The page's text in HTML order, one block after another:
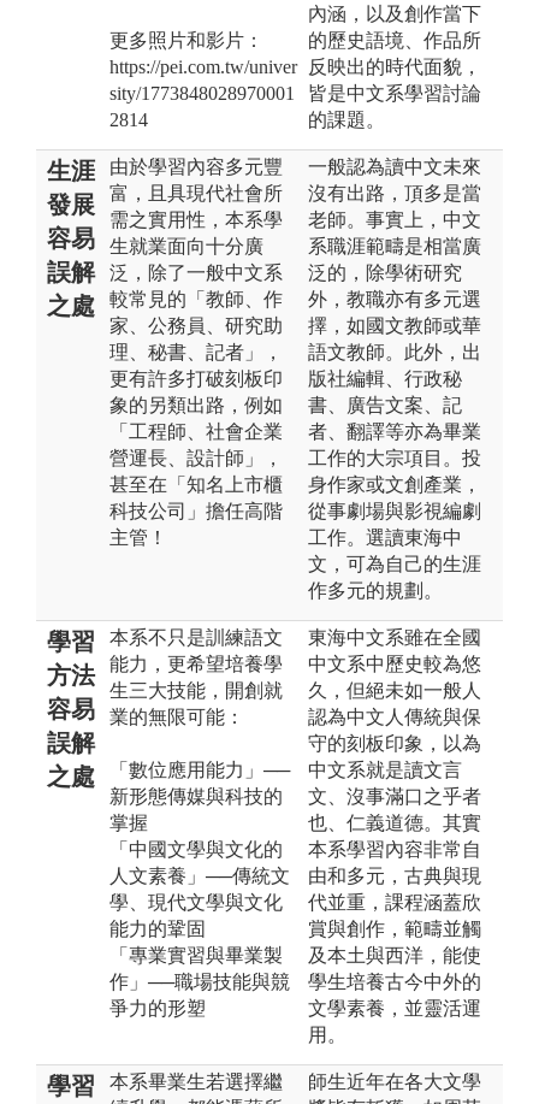
更多照片和影片：
https://pei.com.tw/univer
sity/1773848028970001
2814
內涵，以及創作當下
的歷史語境、作品所
反映出的時代面貌，
皆是中文系學習討論
的課題。
生涯
發展
容易
誤解
之處
由於學習內容多元豐
富，且具現代社會所
需之實用性，本系學
生就業面向十分廣
泛，除了一般中文系
較常見的「教師、作
家、公務員、研究助
理、秘書、記者」，
更有許多打破刻板印
象的另類出路，例如
「工程師、社會企業
營運長、設計師」，
甚至在「知名上市櫃
科技公司」擔任高階
主管！
一般認為讀中文未來
沒有出路，頂多是當
老師。事實上，中文
系職涯範疇是相當廣
泛的，除學術研究
外，教職亦有多元選
擇，如國文教師或華
語文教師。此外，出
版社編輯、行政秘
書、廣告文案、記
者、翻譯等亦為畢業
工作的大宗項目。投
身作家或文創產業，
從事劇場與影視編劇
工作。選讀東海中
文，可為自己的生涯
作多元的規劃。
學習
方法
容易
誤解
之處
本系不只是訓練語文
能力，更希望培養學
生三大技能，開創就
業的無限可能：
「數位應用能力」──
新形態傳媒與科技的
掌握
「中國文學與文化的
人文素養」──傳統文
學、現代文學與文化
能力的鞏固
「專業實習與畢業製
作」──職場技能與競
爭力的形塑
東海中文系雖在全國
中文系中歷史較為悠
久，但絕未如一般人
認為中文人傳統與保
守的刻板印象，以為
中文系就是讀文言
文、沒事滿口之乎者
也、仁義道德。其實
本系學習內容非常自
由和多元，古典與現
代並重，課程涵蓋欣
賞與創作，範疇並觸
及本土與西洋，能使
學生培養古今中外的
文學素養，並靈活運
用。
學習
本系畢業生若選擇繼
師生近年在各大文學